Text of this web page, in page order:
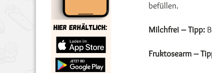
befüllen.
Milchfrei – Tipp:
Fruktosearm –